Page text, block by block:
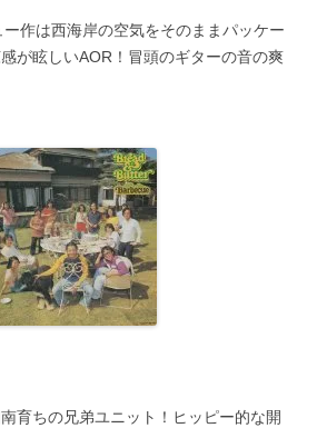
作は西海岸の空気をそのままパッケー
が眩しいAOR！冒頭のギターの音の爽
育ちの兄弟ユニット！ヒッピー的な開